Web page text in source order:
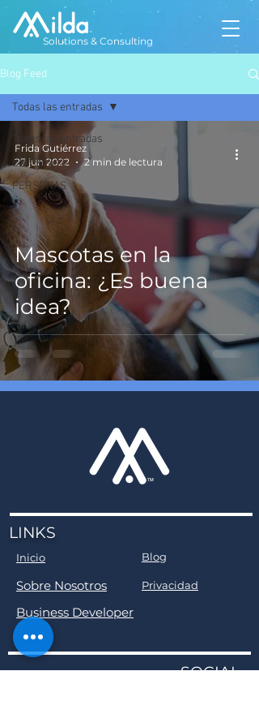
Solutions & Consulting
Blog Feed
Todas las entradas
EMPRESAS
PERSONAS
Todas las entradas
Mascotas en la
oficina: ¿Es buena
idea?
Frida Gutiérrez
27 jun 2022
2 min de lectura
LINKS
Inicio Blog
Sobre Nosotros Privacidad
Business Developer
SOCIAL